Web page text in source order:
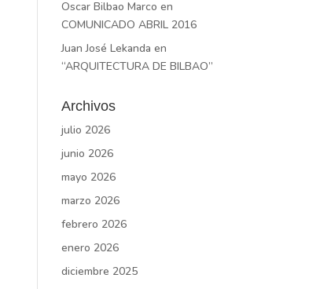
Oscar Bilbao Marco en
COMUNICADO ABRIL 2016
Juan José Lekanda en
“ARQUITECTURA DE BILBAO”
Archivos
julio 2026
junio 2026
mayo 2026
marzo 2026
febrero 2026
enero 2026
diciembre 2025